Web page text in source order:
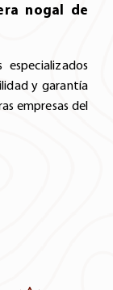
nogal de
y garantía
empresas del